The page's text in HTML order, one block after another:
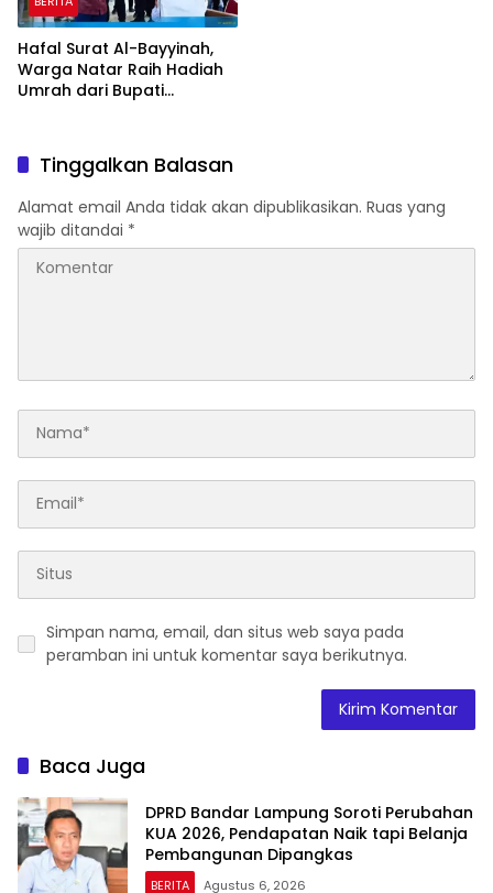
Hafal Surat Al-Bayyinah,
Warga Natar Raih Hadiah
Umrah dari Bupati
Tinggalkan Balasan
Alamat email Anda tidak akan dipublikasikan. Ruas yang
wajib ditandai *
Simpan nama, email, dan situs web saya pada
peramban ini untuk komentar saya berikutnya.
Baca Juga
DPRD Bandar Lampung Soroti Perubahan
KUA 2026, Pendapatan Naik tapi Belanja
Pembangunan Dipangkas
BERITA Agustus 6, 2026